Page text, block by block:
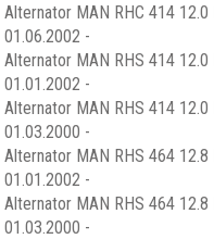
Alternator MAN RHC 414
01.06.2002 -
Alternator MAN RHS 414
01.01.2002 -
Alternator MAN RHS 414
01.03.2000 -
Alternator MAN RHS 464
01.01.2002 -
Alternator MAN RHS 464
01.03.2000 -